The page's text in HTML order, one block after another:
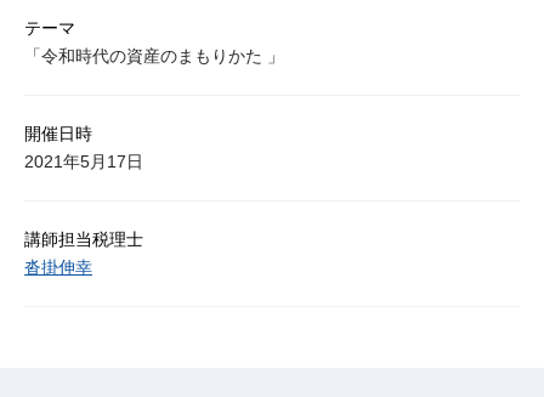
テーマ
「令和時代の資産のまもりかた 」
開催日時
2021年5月17日
講師担当税理士
沓掛伸幸